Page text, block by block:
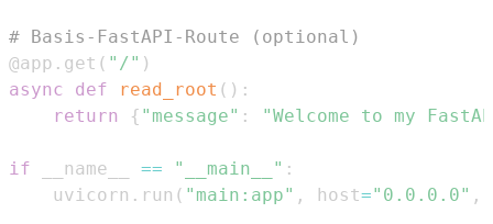
# Basis-FastAPI-Route (optional)
@app . get ( "/" )
async
def read_root ( ) :
return
{ "message" : "Welcome to my
if __name__ == "__main__" :
    uvicorn
. run ( "main:app" , host="0.0.0.0" ,